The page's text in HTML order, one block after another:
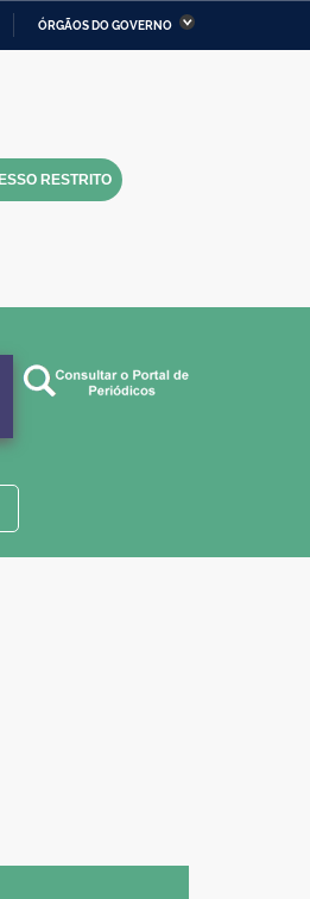
ÓRGÃOS DO GOVERNO
da Infraestrutura
RESTRITO